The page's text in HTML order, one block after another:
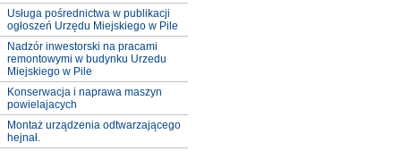
Usługa pośrednictwa w publikacji
ogłoszeń Urzędu Miejskiego w Pile
Nadzór inwestorski na pracami
remontowymi w budynku Urzedu
Miejskiego w Pile
Konserwacja i naprawa maszyn
powielajacych
Montaż urządzenia odtwarzającego
hejnał.